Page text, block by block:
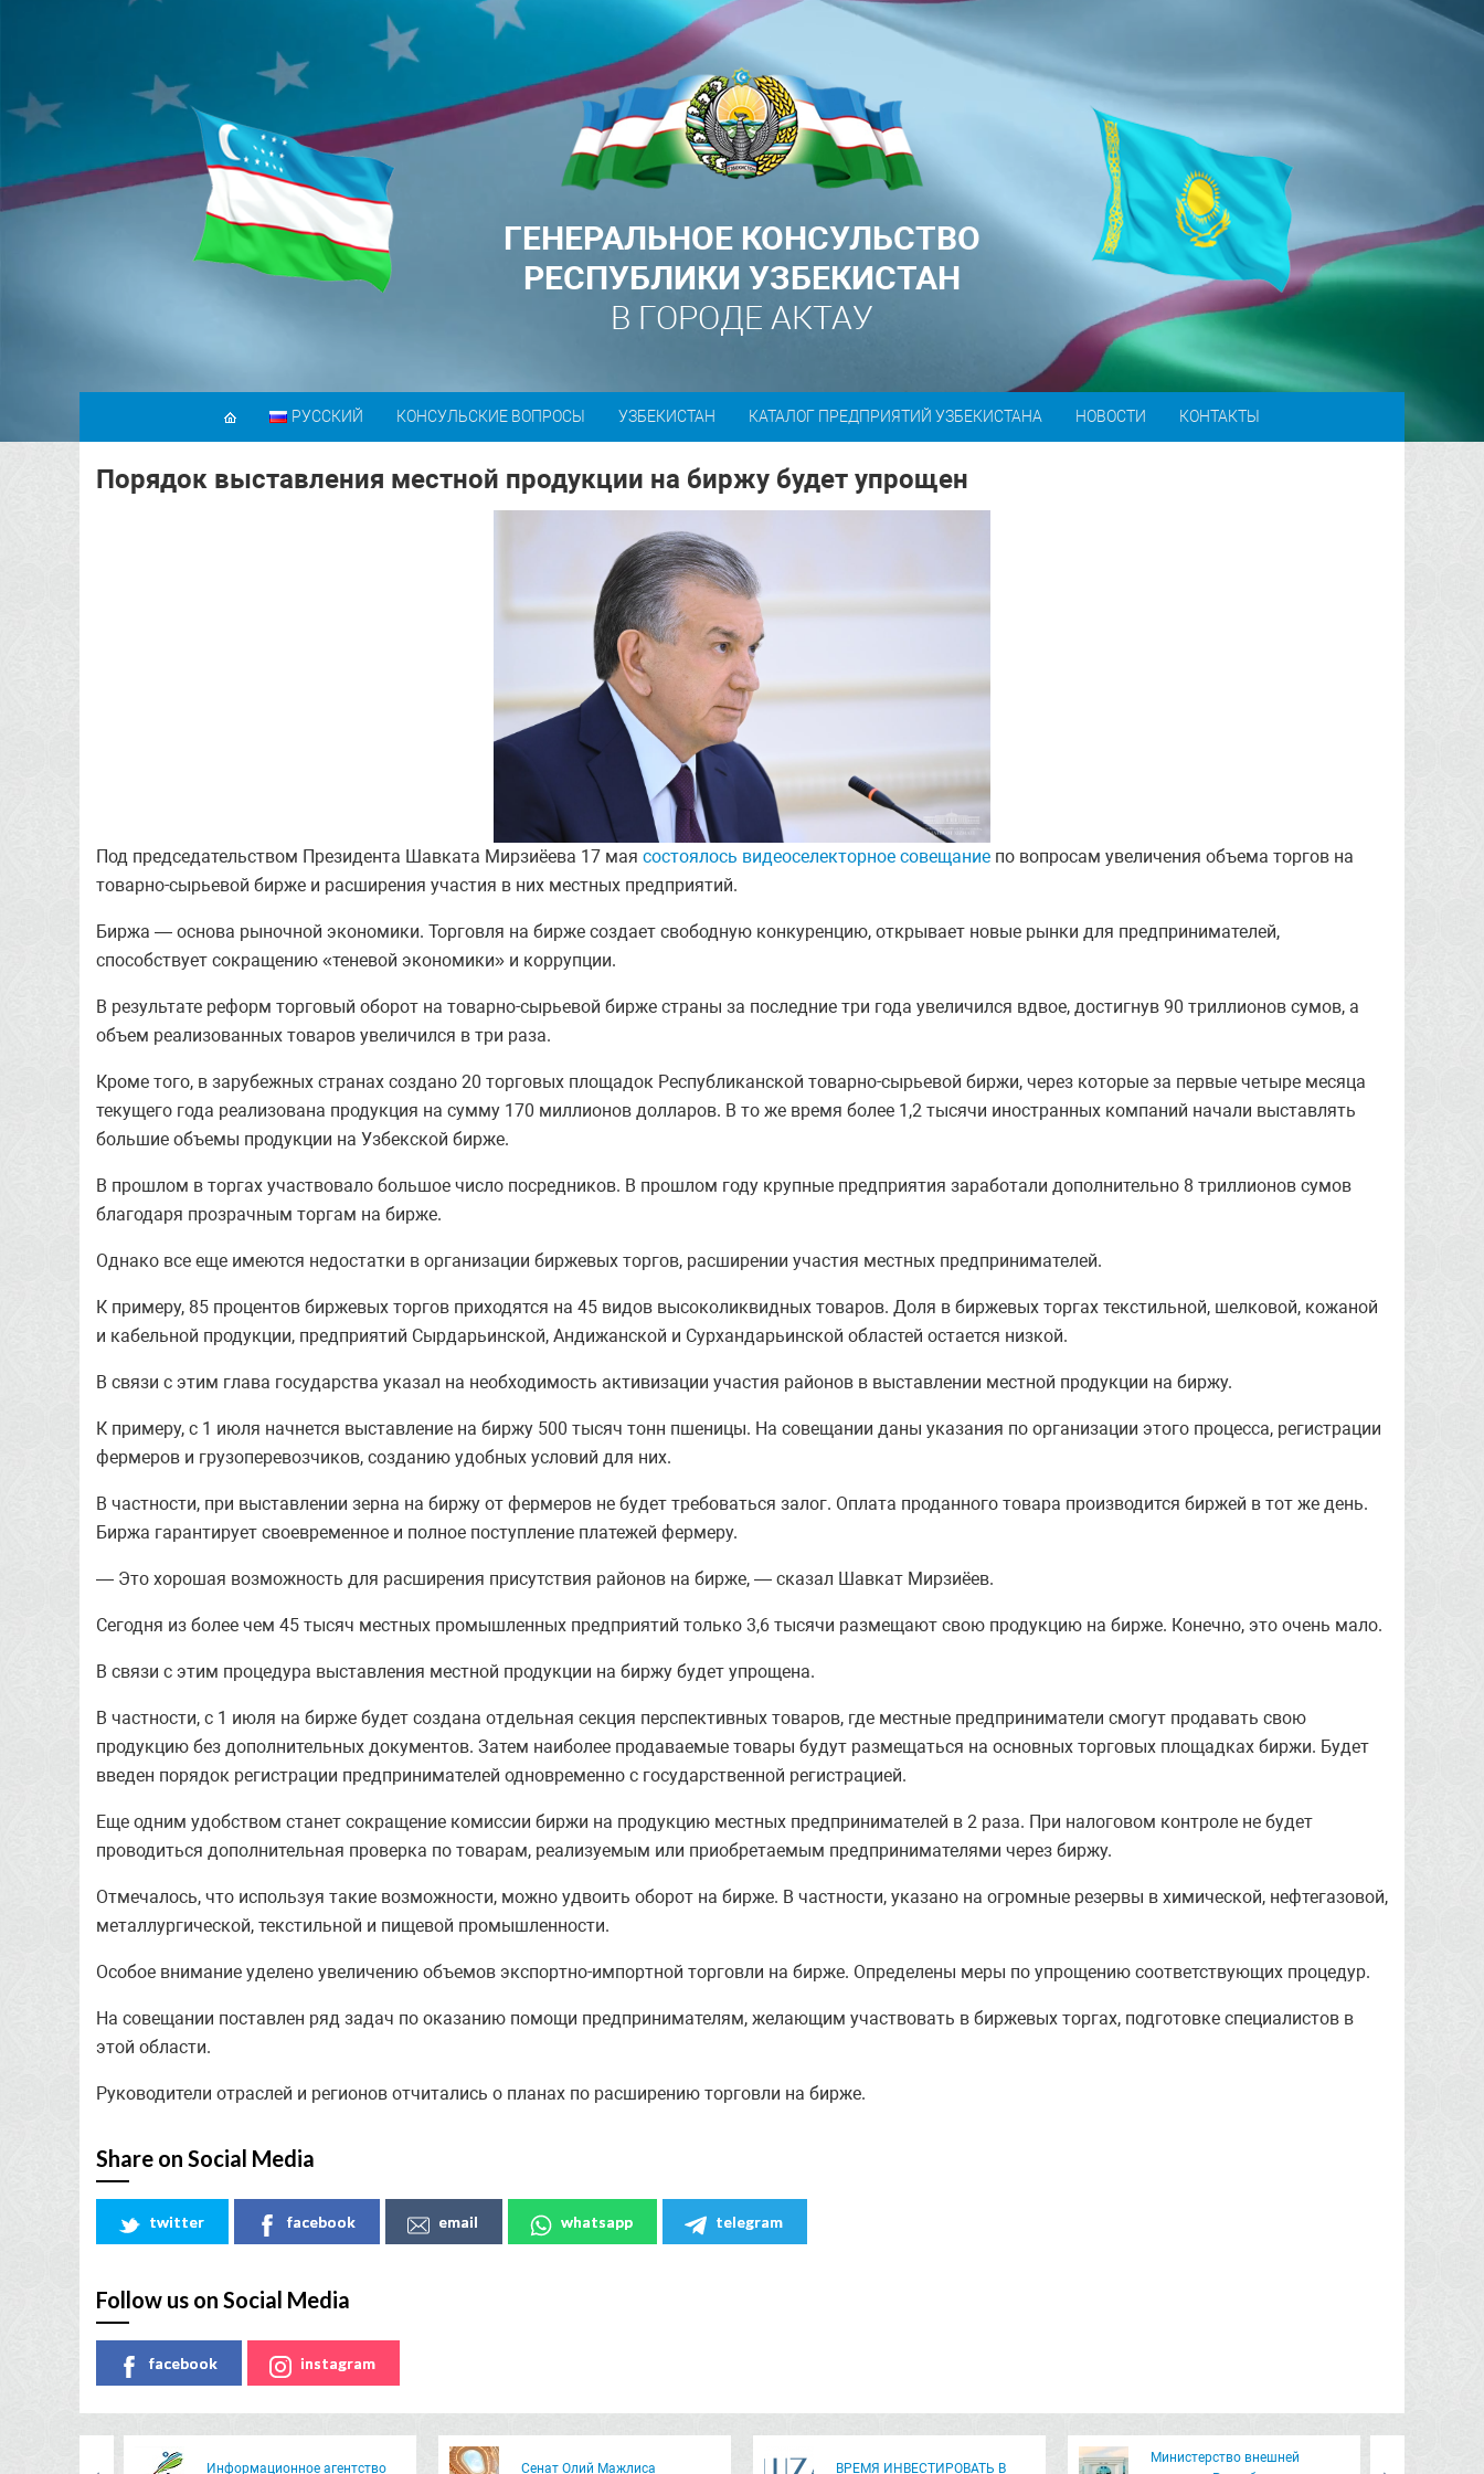
ГЕНЕРАЛЬНОЕ КОНСУЛЬСТВО
РЕСПУБЛИКИ УЗБЕКИСТАН
В ГОРОДЕ АКТАУ
РУССКИЙ КОНСУЛЬСКИЕ ВОПРОСЫ УЗБЕКИСТАН КАТАЛОГ ПРЕДПРИЯТИЙ УЗБЕКИСТАНА НОВОСТИ КОНТАКТЫ
Порядок выставления местной продукции на биржу будет упрощен
Под председательством Президента Шавката Мирзиёева 17 мая состоялось видеоселекторное совещание по вопросам увеличения объема торгов на
товарно-сырьевой бирже и расширения участия в них местных предприятий.
Биржа — основа рыночной экономики. Торговля на бирже создает свободную конкуренцию, открывает новые рынки для предпринимателей,
способствует сокращению «теневой экономики» и коррупции.
В результате реформ торговый оборот на товарно-сырьевой бирже страны за последние три года увеличился вдвое, достигнув 90 триллионов сумов, а
объем реализованных товаров увеличился в три раза.
Кроме того, в зарубежных странах создано 20 торговых площадок Республиканской товарно-сырьевой биржи, через которые за первые четыре месяца
текущего года реализована продукция на сумму 170 миллионов долларов. В то же время более 1,2 тысячи иностранных компаний начали выставлять
большие объемы продукции на Узбекской бирже.
В прошлом в торгах участвовало большое число посредников. В прошлом году крупные предприятия заработали дополнительно 8 триллионов сумов
благодаря прозрачным торгам на бирже.
Однако все еще имеются недостатки в организации биржевых торгов, расширении участия местных предпринимателей.
К примеру, 85 процентов биржевых торгов приходятся на 45 видов высоколиквидных товаров. Доля в биржевых торгах текстильной, шелковой, кожаной
и кабельной продукции, предприятий Сырдарьинской, Андижанской и Сурхандарьинской областей остается низкой.
В связи с этим глава государства указал на необходимость активизации участия районов в выставлении местной продукции на биржу.
К примеру, с 1 июля начнется выставление на биржу 500 тысяч тонн пшеницы. На совещании даны указания по организации этого процесса, регистрации
фермеров и грузоперевозчиков, созданию удобных условий для них.
В частности, при выставлении зерна на биржу от фермеров не будет требоваться залог. Оплата проданного товара производится биржей в тот же день.
Биржа гарантирует своевременное и полное поступление платежей фермеру.
— Это хорошая возможность для расширения присутствия районов на бирже, — сказал Шавкат Мирзиёев.
Сегодня из более чем 45 тысяч местных промышленных предприятий только 3,6 тысячи размещают свою продукцию на бирже. Конечно, это очень мало.
В связи с этим процедура выставления местной продукции на биржу будет упрощена.
В частности, с 1 июля на бирже будет создана отдельная секция перспективных товаров, где местные предприниматели смогут продавать свою
продукцию без дополнительных документов. Затем наиболее продаваемые товары будут размещаться на основных торговых площадках биржи. Будет
введен порядок регистрации предпринимателей одновременно с государственной регистрацией.
Еще одним удобством станет сокращение комиссии биржи на продукцию местных предпринимателей в 2 раза. При налоговом контроле не будет
проводиться дополнительная проверка по товарам, реализуемым или приобретаемым предпринимателями через биржу.
Отмечалось, что используя такие возможности, можно удвоить оборот на бирже. В частности, указано на огромные резервы в химической, нефтегазовой,
металлургической, текстильной и пищевой промышленности.
Особое внимание уделено увеличению объемов экспортно-импортной торговли на бирже. Определены меры по упрощению соответствующих процедур.
На совещании поставлен ряд задач по оказанию помощи предпринимателям, желающим участвовать в биржевых торгах, подготовке специалистов в
этой области.
Руководители отраслей и регионов отчитались о планах по расширению торговли на бирже.
Share on Social Media
twitter facebook email whatsapp telegram
Follow us on Social Media
facebook instagram
Информационное агентство Сенат Олий Мажлиса ВРЕМЯ ИНВЕСТИРОВАТЬ В
Министерство внешней